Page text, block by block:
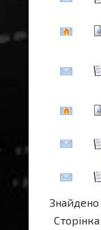
Знайдено
Сторінка